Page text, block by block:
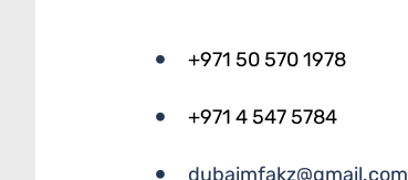
+971 50 570 1978
+971 4 547 5784
dubaimfakz@gmail.com